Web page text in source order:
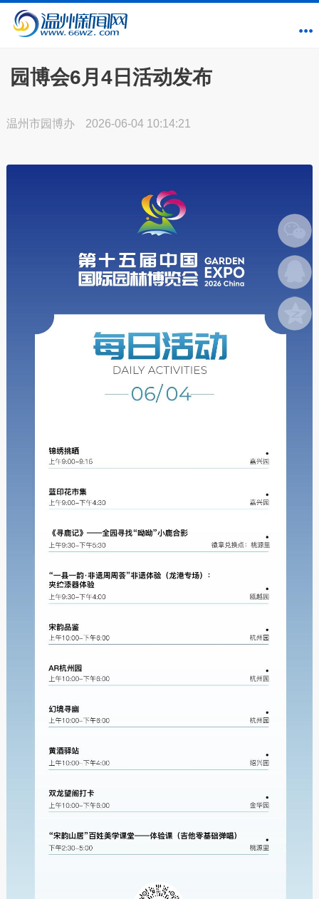
园博会6月4日活动发布
温州市园博办 2026-06-04 10:14:21